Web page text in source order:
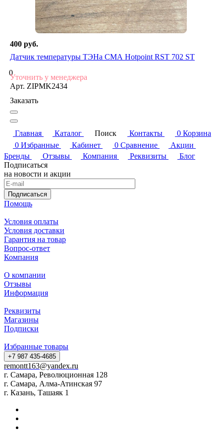
400 руб.
Датчик температуры ТЭНа СМА Hotpoint RST 702 ST
0
Уточнить у менеджера
Арт. ZIPMK2434
Заказать
Главная Каталог Поиск Контакты 0 Корзина
0 Избранные Кабинет 0 Сравнение
Акции
Бренды
Отзывы Компания Реквизиты
Блог
Подписаться
на новости и акции
Подписаться
Помощь
Условия оплаты
Условия доставки
Гарантия на товар
Вопрос-ответ
Компания
О компании
Отзывы
Информация
Реквизиты
Магазины
Подписки
Избранные товары
+7 987 435-4685
remontt163@yandex.ru
г. Самара, Революционная 128
г. Самара, Алма-Атинская 97
г. Казань, Ташаяк 1